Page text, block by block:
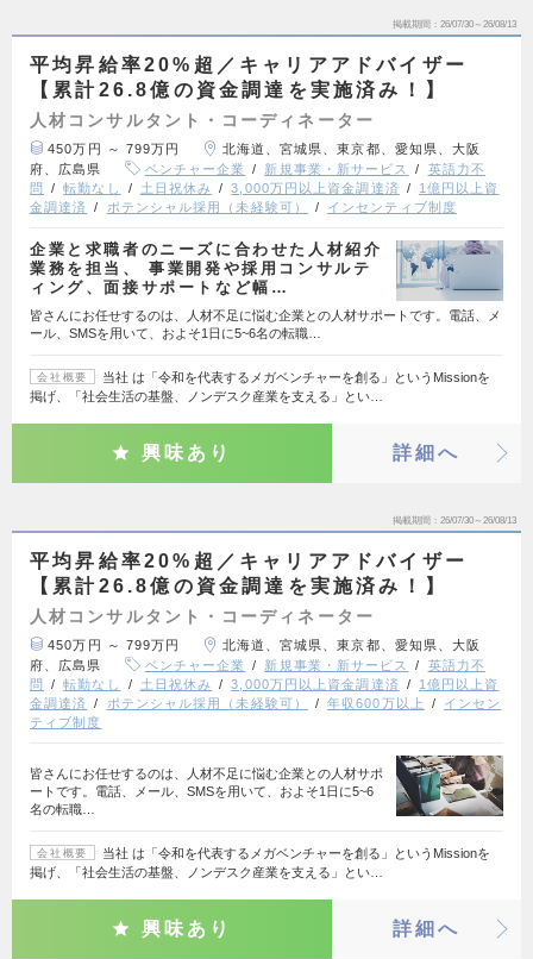
掲載期間 26/07/30～26/08/13
平均昇給率20%超／キャリアアドバイザー
【累計26.8億の資金調達を実施済み！】
人材コンサルタント・コーディネーター
450万円 ～ 799万円
北海道、宮城県、東京都、愛知県、大阪
府、広島県
ベンチャー企業 新規事業・新サービス
英語力不
問
転勤なし 土日祝休み 3,000万円以上資金調達済
1億円以上資
金調達済
ポテンシャル採用（未経験可） インセンティブ制度
企業と求職者のニーズに合わせた人材紹介
業務を担当、 事業開発や採用コンサルテ
ィング、面接サポートなど幅…
皆さんにお任せするのは、人材不足に悩む企業との人材サポートです。電話、メ
ール、SMSを用いて、およそ1日に5~6名の転職…
会社概要
当社 は「令和を代表するメガベンチャーを創る」というMissionを
掲げ、「社会生活の基盤、ノンデスク産業を支える」とい…
興味あり 詳細へ
掲載期間 26/07/30～26/08/13
平均昇給率20%超／キャリアアドバイザー
【累計26.8億の資金調達を実施済み！】
人材コンサルタント・コーディネーター
450万円 ～ 799万円
北海道、宮城県、東京都、愛知県、大阪
府、広島県
ベンチャー企業 新規事業・新サービス
英語力不
問
転勤なし 土日祝休み 3,000万円以上資金調達済
1億円以上資
金調達済
ポテンシャル採用（未経験可） 年収600万以上
インセン
ティブ制度
皆さんにお任せするのは、人材不足に悩む企業との人材サポ
ートです。電話、メール、SMSを用いて、およそ1日に5~6
名の転職…
会社概要
当社 は「令和を代表するメガベンチャーを創る」というMissionを
掲げ、「社会生活の基盤、ノンデスク産業を支える」とい…
興味あり 詳細へ